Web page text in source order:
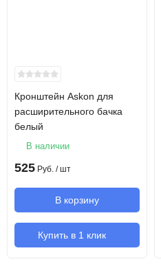
Ширина 280 мм
Длина
Мощность при
70°С
1463 Вт
Кронштейн Askon для
расширительного бачка
белый
В наличии
525 Руб. / шт
В корзину
Купить в 1 клик